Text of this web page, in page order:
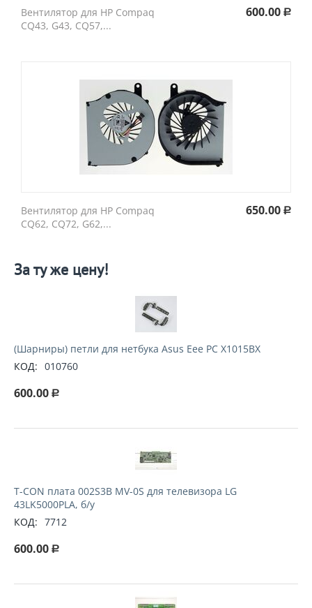
Вентилятор для HP Compaq
CQ43, G43, CQ57,...
600.00 Р
Вентилятор для HP Compaq
CQ62, CQ72, G62,...
650.00 Р
За ту же цену!
(Шарниры) петли для нетбука Asus Eee PC X1015BX
КОД: 010760
600.00 Р
T-СON плата 002S3B MV-0S для телевизора LG
43LK5000PLA, б/у
КОД: 7712
600.00 Р